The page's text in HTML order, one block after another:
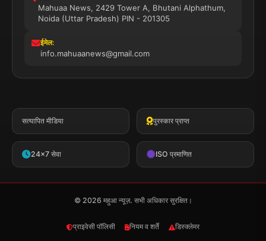
Mahuaa News, 2429 Tower A, Bhutani Alphathum,
Noida (Uttar Pradesh) PIN - 201305
ईमेल:
info.mahuaanews@gmail.com
सत्यापित मीडिया पुरस्कार प्राप्त
24x7 सेवा ISO प्रमाणित
© 2026 महुआ न्यूज़. सभी अधिकार सुरक्षित।
प्राइवेसी पॉलिसी नियम व शर्तें डिस्क्लेमर